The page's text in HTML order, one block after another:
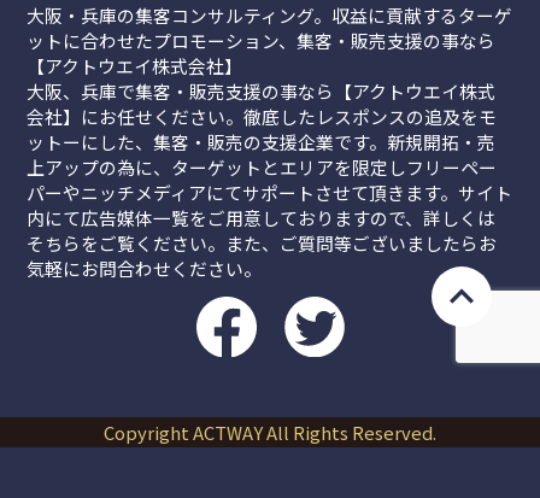
大阪・兵庫の集客コンサルティング。収益に貢献するターゲ
ットに合わせたプロモーション、集客・販売支援の事なら
【アクトウエイ株式会社】
大阪、兵庫で集客・販売支援の事なら【アクトウエイ株式
会社】にお任せください。徹底したレスポンスの追及をモ
ットーにした、集客・販売の支援企業です。新規開拓・売
上アップの為に、ターゲットとエリアを限定しフリーペー
パーやニッチメディアにてサポートさせて頂きます。サイト
内にて広告媒体一覧をご用意しておりますので、詳しくは
そちらをご覧ください。また、ご質問等ございましたらお
気軽にお問合わせください。
Copyright ACTWAY All Rights Reserved.